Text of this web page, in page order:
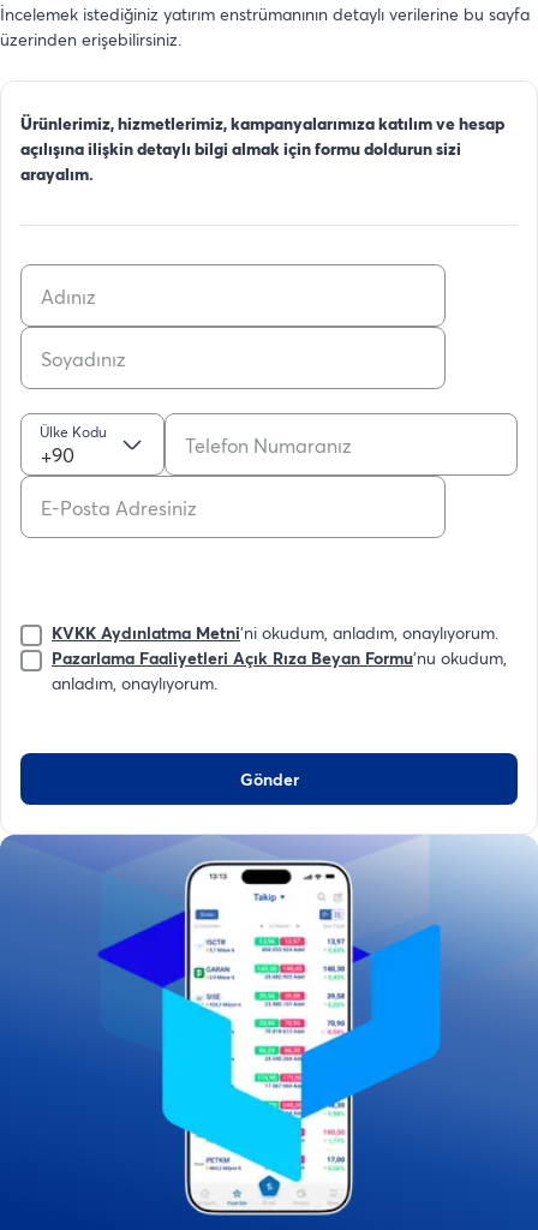
İncelemek istediğiniz yatırım enstrümanının detaylı verilerine bu sayfa
üzerinden erişebilirsiniz.
Ürünlerimiz, hizmetlerimiz, kampanyalarımıza katılım ve hesap
açılışına ilişkin detaylı bilgi almak için formu doldurun sizi
arayalım.
Ülke Kodu
+90
KVKK Aydınlatma Metni'ni okudum, anladım, onaylıyorum.
Pazarlama Faaliyetleri Açık Rıza Beyan Formu'nu okudum,
anladım, onaylıyorum.
Gönder